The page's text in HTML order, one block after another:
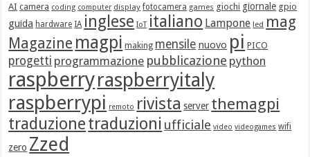
AI camera coding computer display fotocamera games giochi giornale gpio
guida hardware IA inglese IoT italiano Lampone led mag
Magazine magpi making mensile nuovo pi PICO
progetti programmazione pubblicazione python
raspberryraspberryitaly
raspberrypi remoto rivista server themagpi
traduzionetraduzioni ufficiale video videogames wifi
zero Zzed